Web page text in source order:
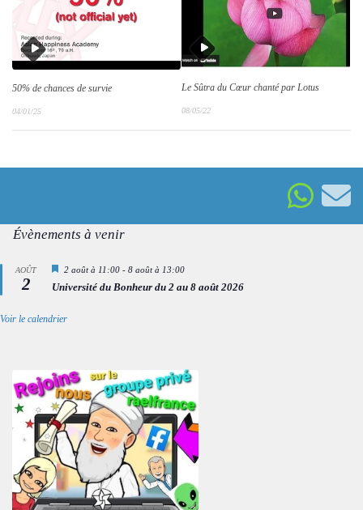
50% de chances de survie
04/01/25
Le Sûtra du Cœur chanté par Lotus
08/05/22
Évènements à venir
AOÛT
2
Mis
avant
2 août à 11:00 - 8 août à 13:00
Université du Bonheur du 2 au 8 août 2026
Voir le calendrier